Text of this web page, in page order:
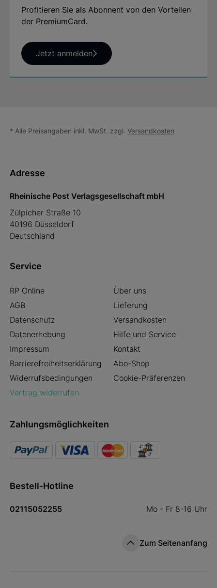
Profitieren Sie als Abonnent von den Vorteilen
der PremiumCard.
Jetzt anmelden
* Alle Preisangaben inkl. MwSt. zzgl. Versandkosten
Adresse
Rheinische Post Verlagsgesellschaft mbH
Zülpicher Straße 10
40196 Düsseldorf
Deutschland
Service
RP Online
Über uns
AGB
Lieferung
Datenschutz
Versandkosten
Datenerhebung
Hilfe und Service
Impressum
Kontakt
Barrierefreiheitserklärung
Abo-Shop
Widerrufsbedingungen
Cookie-Präferenzen
Vertrag widerrufen
Zahlungsmöglichkeiten
Bestell-Hotline
02115052255 Mo - Fr 8-16 Uhr
Zum Seitenanfang